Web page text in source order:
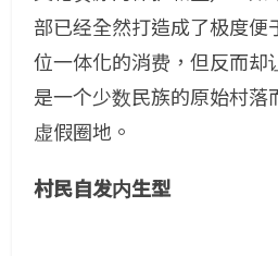
部已经全然打造成了极度便
位一体化的消费，但反而却
是一个少数民族的原始村落
虚假圈地。
村民自发内生型